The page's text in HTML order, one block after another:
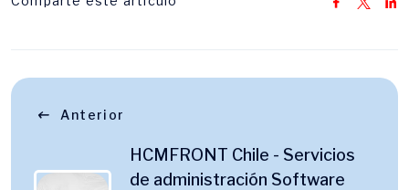
Anterior
HCMFRONT Chile - Servicios
de administración Software